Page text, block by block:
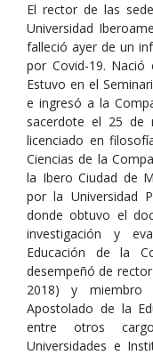
El rector de las
Universidad
falleció ayer de un
por Covid-19.
Estuvo en el
e ingresó a la
sacerdote el 25 de
licenciado en
Ciencias de la
la Ibero Ciudad de
por la Universidad
donde obtuvo el
investigación y
Educación de la
desempeñó de
2018) y miembro
Apostolado de la
entre otros
Universidades e